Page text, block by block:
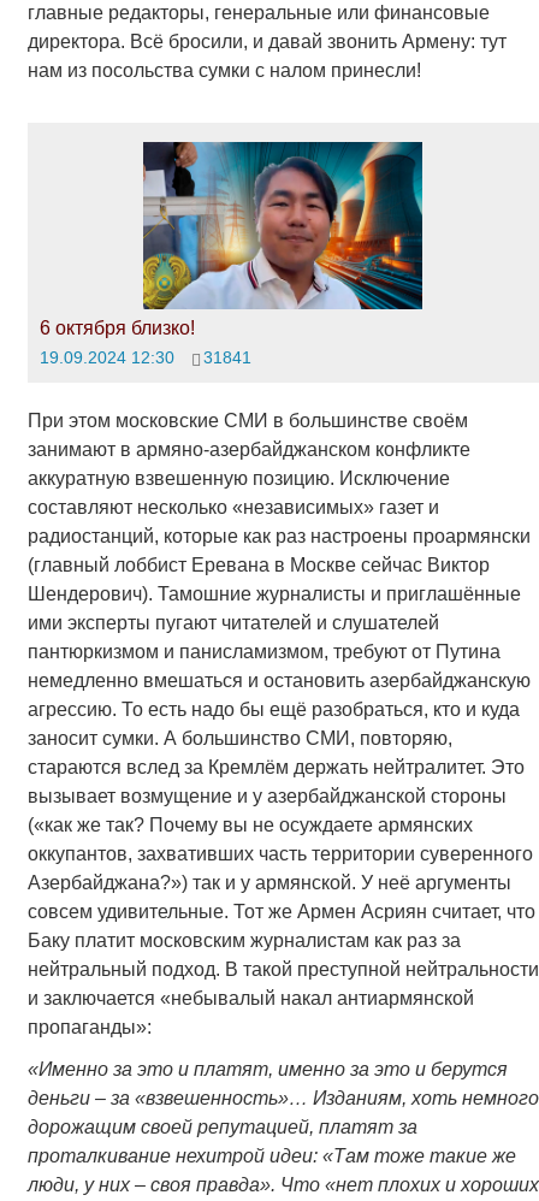
главные редакторы, генеральные или финансовые
директора. Всё бросили, и давай звонить Армену: тут
нам из посольства сумки с налом принесли!
6 октября близко!
19.09.2024 12:30 31841
При этом московские СМИ в большинстве своём
занимают в армяно-азербайджанском конфликте
аккуратную взвешенную позицию. Исключение
составляют несколько «независимых» газет и
радиостанций, которые как раз настроены проармянски
(главный лоббист Еревана в Москве сейчас Виктор
Шендерович). Тамошние журналисты и приглашённые
ими эксперты пугают читателей и слушателей
пантюркизмом и панисламизмом, требуют от Путина
немедленно вмешаться и остановить азербайджанскую
агрессию. То есть надо бы ещё разобраться, кто и куда
заносит сумки. А большинство СМИ, повторяю,
стараются вслед за Кремлём держать нейтралитет. Это
вызывает возмущение и у азербайджанской стороны
(«как же так? Почему вы не осуждаете армянских
оккупантов, захвативших часть территории суверенного
Азербайджана?») так и у армянской. У неё аргументы
совсем удивительные. Тот же Армен Асриян считает, что
Баку платит московским журналистам как раз за
нейтральный подход. В такой преступной нейтральности
и заключается «небывалый накал антиармянской
пропаганды»:
«Именно за это и платят, именно за это и берутся
деньги – за «взвешенность»… Изданиям, хоть немного
дорожащим своей репутацией, платят за
проталкивание нехитрой идеи: «Там тоже такие же
люди, у них – своя правда». Что «нет плохих и хороших